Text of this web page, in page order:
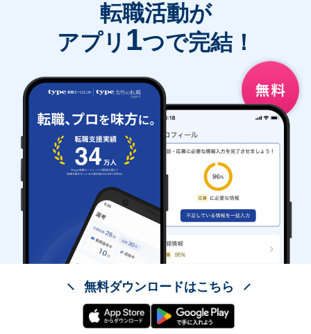
転職活動が
アプリ 1つで完結！
無料ダウンロードはこちら